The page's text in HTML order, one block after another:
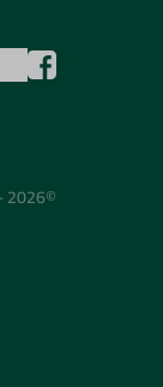
©2026 - Spinneys | جميع الحقوق محفوظة